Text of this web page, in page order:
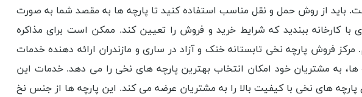
باید از روش حمل و نقل مناسب استفاده کنید تا پارچه ها به مقصد شما به صورت
با کارخانه ببندید که شرایط خرید و فروش را تعیین کند. ممکن است برای مذاکره
مرکز فروش پارچه نخی تابستانه خنک و آزاد در ساری و مازندران ارائه دهنده خدمات
به مشتریان خود امکان انتخاب بهترین پارچه های نخی را می دهد. خدمات این
پارچه های نخی با کیفیت بالا را به مشتریان عرضه می کند. این پارچه ها از جنس نخ